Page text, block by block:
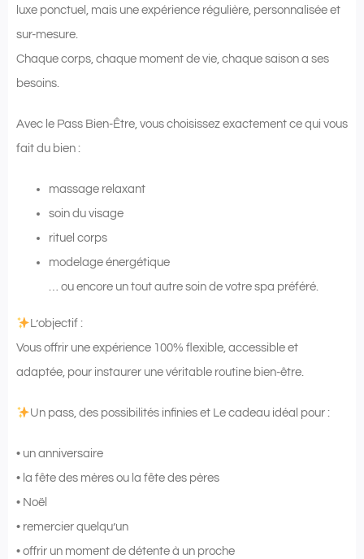
luxe ponctuel, mais une expérience régulière, personnalisée et
sur-mesure.
Chaque corps, chaque moment de vie, chaque saison a ses
besoins.
Avec le Pass Bien-Être, vous choisissez exactement ce qui vous
fait du bien :
massage relaxant
soin du visage
rituel corps
modelage énergétique
… ou encore un tout autre soin de votre spa préféré.
L’objectif :
Vous offrir une expérience 100% flexible, accessible et
adaptée, pour instaurer une véritable routine bien-être.
Un pass, des possibilités infinies et Le cadeau idéal pour :
• un anniversaire
• la fête des mères ou la fête des pères
• Noël
• remercier quelqu’un
• offrir un moment de détente à un proche